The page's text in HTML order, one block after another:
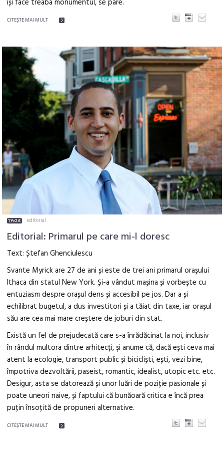
CITEŞTE MAI MULT
editorial
Editorial: Primarul pe care mi-l doresc
Text: Ștefan Ghenciulescu
Svante Myrick are 27 de ani și este de trei ani primarul orașului
Ithaca din statul New York. Și-a vândut mașina și vorbește cu
entuziasm despre orașul dens și accesibil pe jos. Dar a și
echilibrat bugetul, a dus investitori și a tăiat din taxe, iar orașul
său are cea mai mare creștere de joburi din stat.
Există un fel de prejudecată care s-a înrădăcinat la noi, inclusiv
în rândul multora dintre arhitecți, şi anume că, dacă ești ceva mai
atent la ecologie, transport public și bicicliști, ești, vezi bine,
împotriva dezvoltării, paseist, romantic, idealist, utopic etc. etc.
Desigur, asta se datorează și unor luări de poziție pasionale și
poate uneori naive, și faptului că bunăoară critica e încă prea
puțin însoțită de propuneri alternative.
CITEŞTE MAI MULT